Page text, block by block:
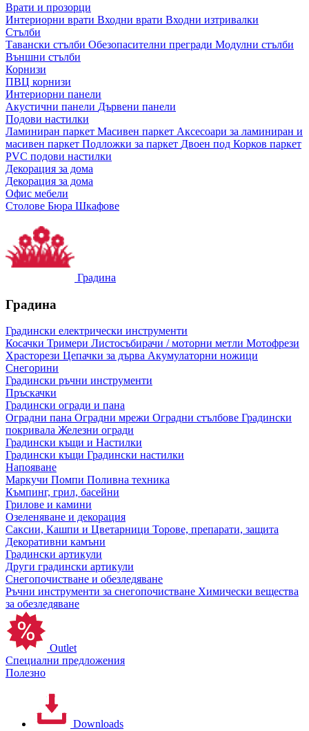
Врати и прозорци
Интериорни врати Входни врати Входни изтривалки
Стълби
Тавански стълби Обезопасителни прегради Модулни стълби
Външни стълби
Корнизи
ПВЦ корнизи
Интериорни панели
Акустични панели Дървени панели
Подови настилки
Ламиниран паркет Масивен паркет Аксесоари за ламиниран и
масивен паркет Подложки за паркет Двоен под Корков паркет
PVC подови настилки
Декорация за дома
Декорация за дома
Офис мебели
Столове Бюра Шкафове
Градина
Градина
Градински електрически инструменти
Косачки Тримери Листосъбирачи / моторни метли Мотофрези
Храсторези Цепачки за дърва Акумулаторни ножици
Снегорини
Градински ръчни инструменти
Пръскачки
Градински огради и пана
Оградни пана Оградни мрежи Оградни стълбове Градински
покривала Железни огради
Градински къщи и Настилки
Градински къщи Градински настилки
Напояване
Маркучи Помпи Поливна техника
Къмпинг, грил, басейни
Грилове и камини
Озеленяване и декорация
Саксии, Кашпи и Цветарници Торове, препарати, защита
Декоративни камъни
Градински артикули
Други градински артикули
Снегопочистване и обезледяване
Ръчни инструменти за снегопочистване Химически вещества
за обезледяване
Outlet
Специални предложения
Полезно
Downloads